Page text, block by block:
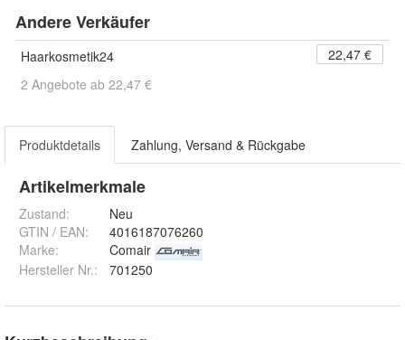
Andere Verkäufer
Haarkosmetik24
22,47 €
2 Angebote ab 22,47 €
Produktdetails Zahlung, Versand & Rückgabe
Artikelmerkmale
Zustand:
Neu
GTIN / EAN:
4016187076260
Marke:
Comair
Hersteller Nr.:
701250